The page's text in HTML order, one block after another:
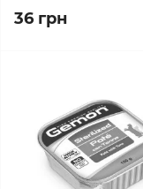
36 грн